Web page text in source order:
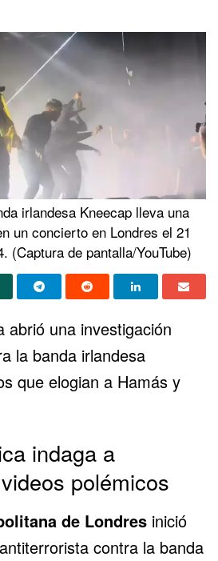
irlandesa Kneecap lleva una
un concierto en Londres el 21
(Captura de pantalla/YouTube)
abrió una investigación
la banda irlandesa
que elogian a Hamás y
indaga a
polémicos
de Londres inició
contra la banda